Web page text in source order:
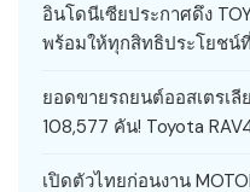
อินโดนีเซียประกาศดึง
พร้อมให้ทุกสิทธิประโยชน์
ยอดขายรถยนต์ออสเตรเ
108,577 คัน! Toyota
เปิดตัวไทยก่อนงาน